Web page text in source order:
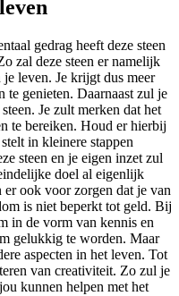
gedrag heeft deze steen
zal deze steen er namelijk
leven. Je krijgt dus meer
te genieten. Daarnaast zul je
Je zult merken dat het
te bereiken. Houd er hierbij
in kleinere stappen
steen en je eigen inzet zul
doel al eigenlijk
er ook voor zorgen dat je van
is niet beperkt tot geld. Bij
in de vorm van kennis en
gelukkig te worden. Maar
aspecten in het leven. Tot
van creativiteit. Zo zul je
kunnen helpen met het